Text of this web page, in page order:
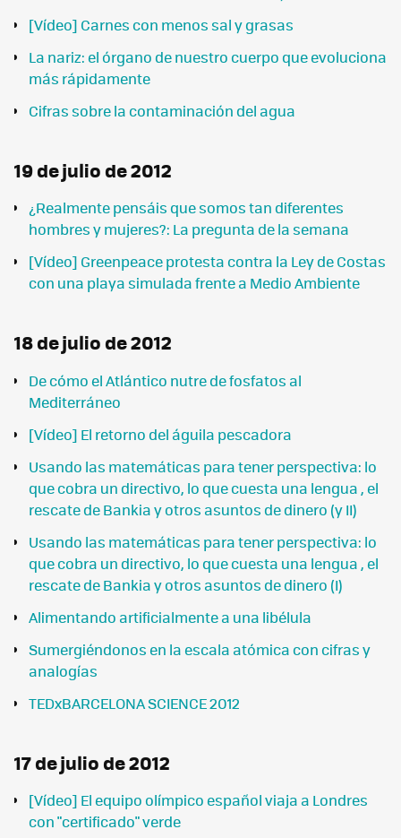
[Vídeo] Carnes con menos sal y grasas
La nariz: el órgano de nuestro cuerpo que evoluciona
más rápidamente
Cifras sobre la contaminación del agua
19 de julio de 2012
¿Realmente pensáis que somos tan diferentes
hombres y mujeres?: La pregunta de la semana
[Vídeo] Greenpeace protesta contra la Ley de Costas
con una playa simulada frente a Medio Ambiente
18 de julio de 2012
De cómo el Atlántico nutre de fosfatos al
Mediterráneo
[Vídeo] El retorno del águila pescadora
Usando las matemáticas para tener perspectiva: lo
que cobra un directivo, lo que cuesta una lengua , el
rescate de Bankia y otros asuntos de dinero (y II)
Usando las matemáticas para tener perspectiva: lo
que cobra un directivo, lo que cuesta una lengua , el
rescate de Bankia y otros asuntos de dinero (I)
Alimentando artificialmente a una libélula
Sumergiéndonos en la escala atómica con cifras y
analogías
TEDxBARCELONA SCIENCE 2012
17 de julio de 2012
[Vídeo] El equipo olímpico español viaja a Londres
con "certificado" verde